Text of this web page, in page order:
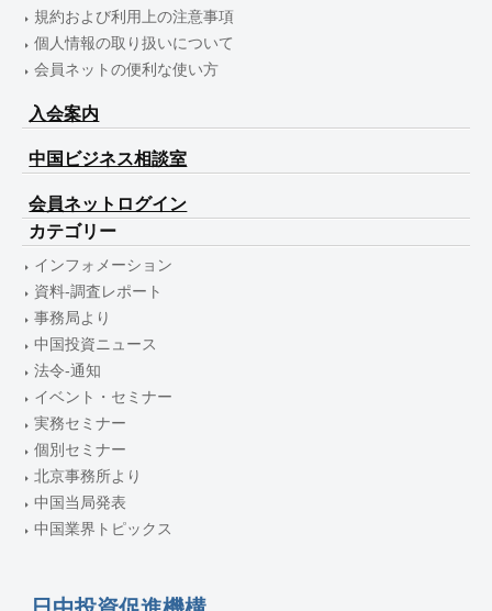
規約および利用上の注意事項
個人情報の取り扱いについて
会員ネットの便利な使い方
入会案内
中国ビジネス相談室
会員ネットログイン
カテゴリー
インフォメーション
資料-調査レポート
事務局より
中国投資ニュース
法令-通知
イベント・セミナー
実務セミナー
個別セミナー
北京事務所より
中国当局発表
中国業界トピックス